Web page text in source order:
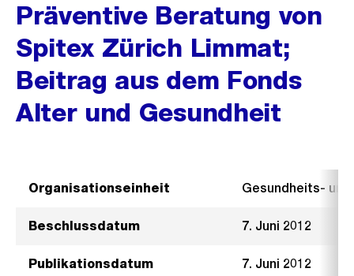
Präventive Beratung von
Spitex Zürich Limmat;
Beitrag aus dem Fonds
Alter und Gesundheit
Organisationseinheit Gesundheits-
Beschlussdatum 7. Juni 2012
Publikationsdatum 7. Juni 2012